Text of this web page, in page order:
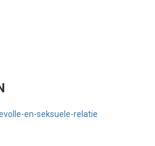
en-seksuele-relatie